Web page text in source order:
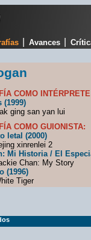
Avances
COMO
(1999)
ging san yan lui
COMO GUIONISTA:
letal (2000)
xinrenlei 2
Mi Historia / El
Chan: My Story
(1996)
Tiger